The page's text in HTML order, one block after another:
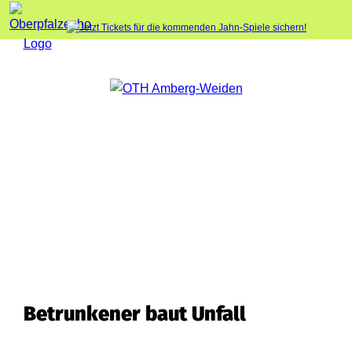
Betrunkener baut Unfall